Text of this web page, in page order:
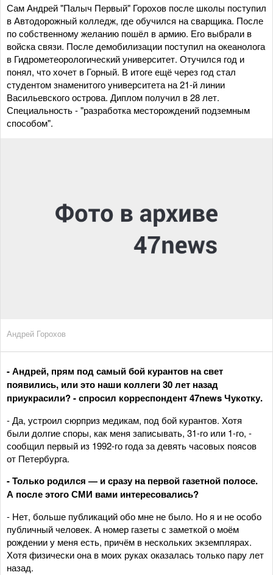
Сам Андрей "Палыч Первый" Горохов после школы поступил
в Автодорожный колледж, где обучился на сварщика. После
по собственному желанию пошёл в армию. Его выбрали в
войска связи. После демобилизации поступил на океанолога
в Гидрометеорологический университет. Отучился год и
понял, что хочет в Горный. В итоге ещё через год стал
студентом знаменитого университета на 21-й линии
Васильевского острова. Диплом получил в 28 лет.
Специальность - "разработка месторождений подземным
способом".
Андрей Горохов
- Андрей, прям под самый бой курантов на свет
появились, или это наши коллеги 30 лет назад
приукрасили? - спросил корреспондент 47news Чукотку.
- Да, устроил сюрприз медикам, под бой курантов. Хотя
были долгие споры, как меня записывать, 31-го или 1-го, -
сообщил первый из 1992-го года за девять часовых поясов
от Петербурга.
- Только родился — и сразу на первой газетной полосе.
А после этого СМИ вами интересовались?
- Нет, больше публикаций обо мне не было. Но я и не особо
публичный человек. А номер газеты с заметкой о моём
рождении у меня есть, причём в нескольких экземплярах.
Хотя физически она в моих руках оказалась только пару лет
назад.